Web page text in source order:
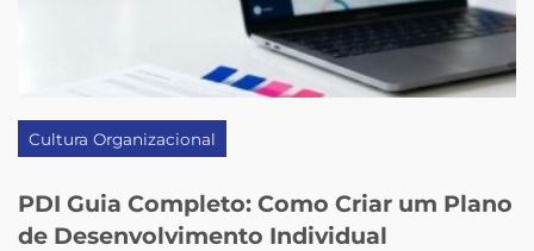
Cultura Organizacional
PDI Guia Completo: Como Criar um Plano
de Desenvolvimento Individual